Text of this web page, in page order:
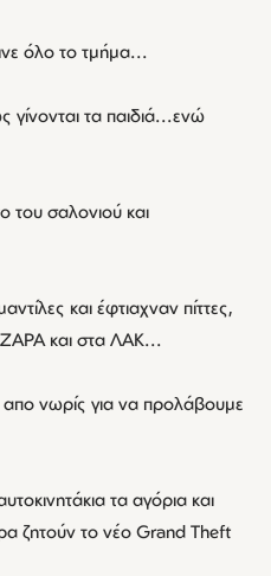
όλο το τμήμα...
τα παιδιά...ενώ
του σαλονιού και
και έφτιαχναν πίττες,
ΖΑΡΑ και στα ΛΑΚ...
νωρίς για να προλάβουμε
τα αγόρια και
ζητούν το νέο Grand Theft